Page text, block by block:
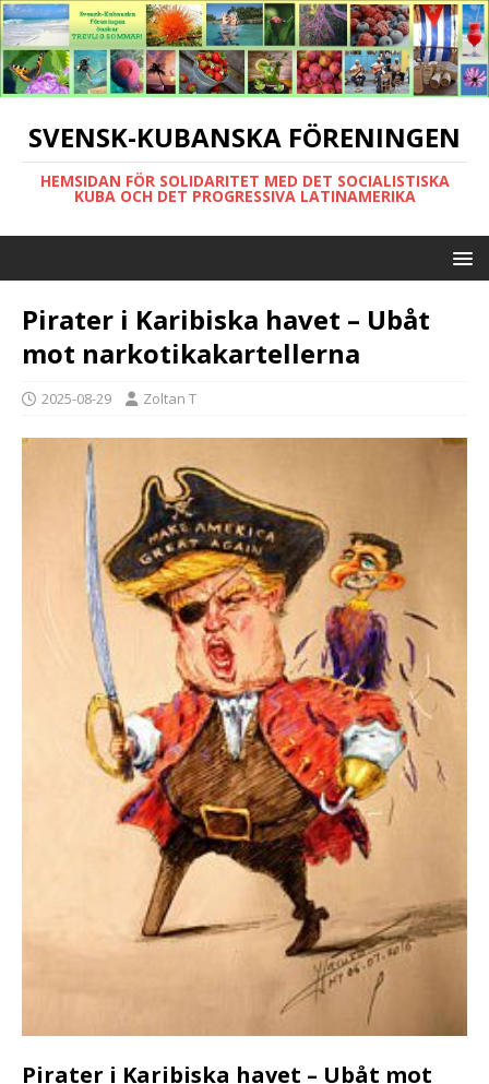
SVENSK-KUBANSKA FÖRENINGEN
HEMSIDAN FÖR SOLIDARITET MED DET SOCIALISTISKA
KUBA OCH DET PROGRESSIVA LATINAMERIKA
Pirater i Karibiska havet – Ubåt
mot narkotikakartellerna
2025-08-29 Zoltan T
Pirater i Karibiska havet – Ubåt mot